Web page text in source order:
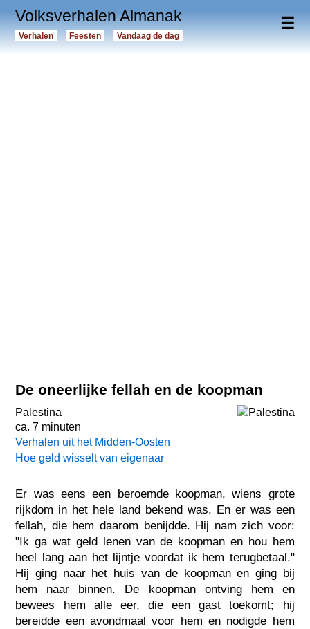
☰
Volksverhalen Almanak
Verhalen Feesten Vandaag de dag
De oneerlijke fellah en de koopman
Palestina
ca. 7 minuten
Verhalen uit het Midden-Oosten
Hoe geld wisselt van eigenaar
Er was eens een beroemde koopman, wiens grote
rijkdom in het hele land bekend was. En er was een
fellah, die hem daarom benijdde. Hij nam zich voor:
"Ik ga wat geld lenen van de koopman en hou hem
heel lang aan het lijntje voordat ik hem terugbetaal."
Hij ging naar het huis van de koopman en ging bij
hem naar binnen. De koopman ontving hem en
bewees hem alle eer, die een gast toekomt; hij
bereidde een avondmaal voor hem en nodigde hem